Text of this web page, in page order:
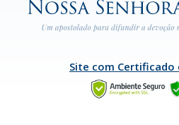
Site com Certificado